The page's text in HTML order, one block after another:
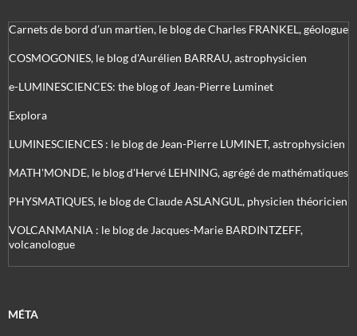
Carnets de bord d’un martien, le blog de Charles FRANKEL, géologue
COSMOGONIES, le blog d'Aurélien BARRAU, astrophysicien
e-LUMINESCIENCES: the blog of Jean-Pierre Luminet
Explora
LUMINESCIENCES : le blog de Jean-Pierre LUMINET, astrophysicien
MATH'MONDE, le blog d'Hervé LEHNING, agrégé de mathématiques
PHYSMATIQUES, le blog de Claude ASLANGUL, physicien théoricien
VOLCANMANIA : le blog de Jacques-Marie BARDINTZEFF,
volcanologue
MÉTA